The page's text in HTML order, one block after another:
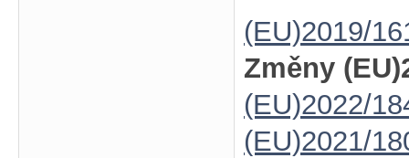
(EU)2019/
Změny
(EU)2022/
(EU)2021/